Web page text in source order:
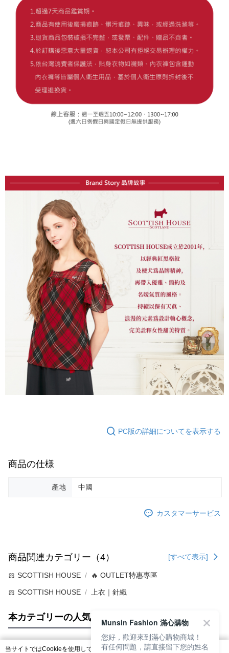
PC版の詳細についてを表示する
商品の仕様
產地 中國
カスタマーサービス
商品関連カテゴリー（4） [すべて表示]
🎀 SCOTTISH HOUSE 🔥 OUTLET特惠專區
🎀 SCOTTISH HOUSE 上衣｜針織
本カテゴリーの人気商品 サイト全体のランキング
当サイトではCookieを使用しています。当サイトのCookie使用に関する詳細
Munsin Fashion 滿心購物
您好，歡迎來到滿心購物商城！
有任何問題，請直接留下您的姓名